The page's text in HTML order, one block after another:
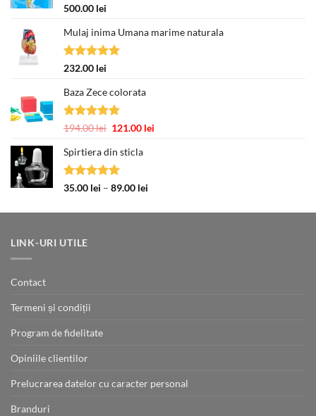
Evaluat la
500.00 lei
Mulaj inima Umana marime naturala
Evaluat la
232.00 lei
Baza Zece colorata
Evaluat la
194.00lei Prețul
a
fost:
121.00 lei
Spirtiera din sticla
Evaluat la
35.00 lei – 89.00 lei
prețuri:
LINK-URI UTILE
Contact
Termeni și condiții
Program de fidelitate
Opiniile clientilor
Prelucrarea datelor cu caracter personal
Branduri